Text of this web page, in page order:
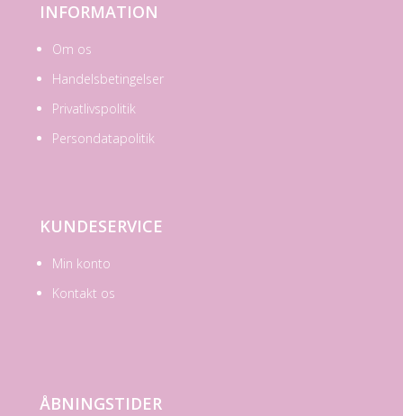
INFORMATION
Om os
Handelsbetingelser
Privatlivspolitik
Persondatapolitik
KUNDESERVICE
Min konto
Kontakt os
ÅBNINGSTIDER